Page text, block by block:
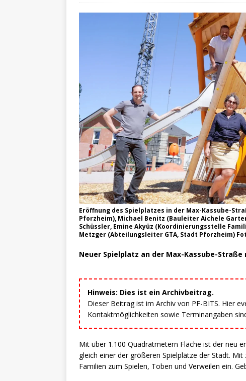
Eröffnung des Spielplatzes in der Max-Kassube-
Pforzheim), Michael Benitz (Bauleiter Aichele
Schüssler, Emine Akyüz (Koordinierungsstelle
Metzger (Abteilungsleiter GTA, Stadt Pforzheim)
Neuer Spielplatz an der Max-Kassube-
Hinweis: Dies ist ein Archivbeitrag.
Dieser Beitrag ist im Archiv von PF-BITS. Hier
Kontaktmöglichkeiten sowie Terminangaben
Mit über 1.100 Quadratmetern Fläche ist der neu
gleich einer der größeren Spielplätze der Stadt.
Familien zum Spielen, Toben und Verweilen ein.